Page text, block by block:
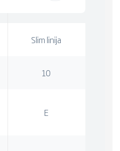
Slim linija
10
E